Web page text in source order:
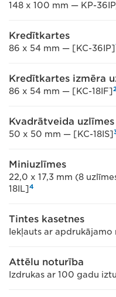
148 x 100 mm — KP-
Kredītkartes
86 x 54 mm — [KC-36IP]
Kredītkartes izmēra
86 x 54 mm — [KC-18IF]
Kvadrātveida uzlīmes
50 x 50 mm — [KC-18IS]
Miniuzlīmes
22,0 x 17,3 mm (8
18IL] 4
Tintes kasetnes
Iekļauts ar apdrukājamo
Attēlu noturība
Izdrukas ar 100 gadu